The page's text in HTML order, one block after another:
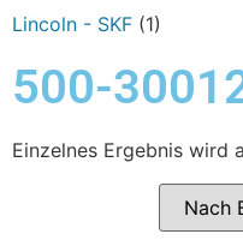
Lincoln - SKF (1)
500-
Einzelnes Ergebnis wird